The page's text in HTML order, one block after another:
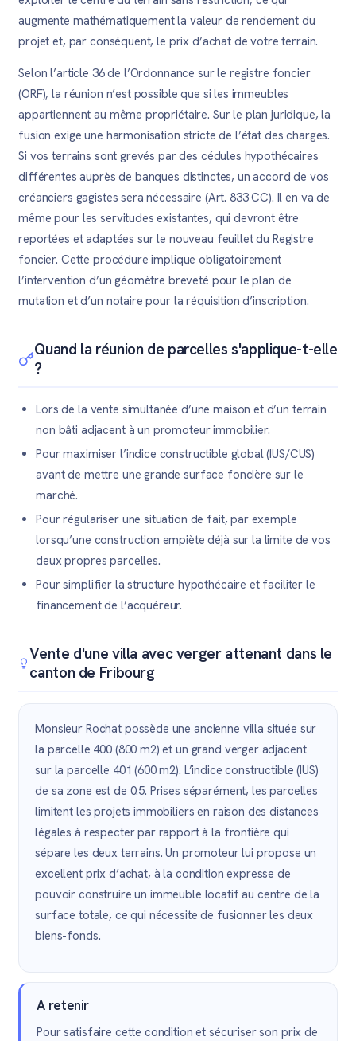
augmente mathématiquement la valeur de rendement du
projet et, par conséquent, le prix d’achat de votre terrain.
Selon l’article 36 de l’Ordonnance sur le registre foncier
(ORF), la réunion n’est possible que si les immeubles
appartiennent au même propriétaire. Sur le plan juridique, la
fusion exige une harmonisation stricte de l’état des charges.
Si vos terrains sont grevés par des cédules hypothécaires
différentes auprès de banques distinctes, un accord de vos
créanciers gagistes sera nécessaire (Art. 833 CC). Il en va de
même pour les servitudes existantes, qui devront être
reportées et adaptées sur le nouveau feuillet du Registre
foncier. Cette procédure implique obligatoirement
l’intervention d’un géomètre breveté pour le plan de
mutation et d’un notaire pour la réquisition d’inscription.
Quand la réunion de parcelles s'applique-t-elle
?
Lors de la vente simultanée d’une maison et d’un terrain
non bâti adjacent à un promoteur immobilier.
Pour maximiser l’indice constructible global (IUS/CUS)
avant de mettre une grande surface foncière sur le
marché.
Pour régulariser une situation de fait, par exemple
lorsqu’une construction empiète déjà sur la limite de vos
deux propres parcelles.
Pour simplifier la structure hypothécaire et faciliter le
financement de l’acquéreur.
Vente d'une villa avec verger attenant dans le
canton de Fribourg
Monsieur Rochat possède une ancienne villa située sur
la parcelle 400 (800 m2) et un grand verger adjacent
sur la parcelle 401 (600 m2). L’indice constructible (IUS)
de sa zone est de 0.5. Prises séparément, les parcelles
limitent les projets immobiliers en raison des distances
légales à respecter par rapport à la frontière qui
sépare les deux terrains. Un promoteur lui propose un
excellent prix d’achat, à la condition expresse de
pouvoir construire un immeuble locatif au centre de la
surface totale, ce qui nécessite de fusionner les deux
biens-fonds.
A retenir
Pour satisfaire cette condition et sécuriser son prix de